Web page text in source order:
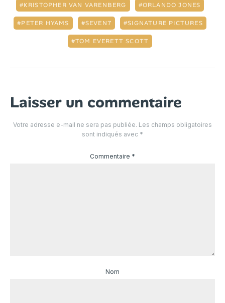
KRISTOPHER VAN VARENBERG ORLANDO JONES
PETER HYAMS SEVEN7 SIGNATURE PICTURES
TOM EVERETT SCOTT
Laisser un commentaire
Votre adresse e-mail ne sera pas publiée. Les champs obligatoires
sont indiqués avec *
Commentaire *
Nom